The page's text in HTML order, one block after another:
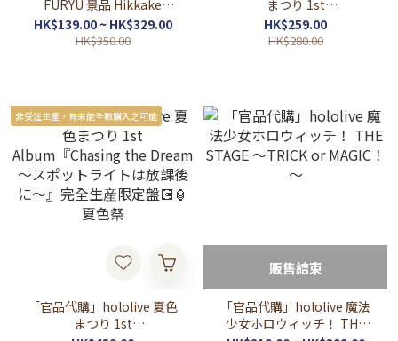
FURYU 景品 Hikkake
Figure vol.3 赤井はあと❤️‍🔥/
角巻わため🐏/風真いろは🍃
HK$139.00 ~ HK$329.00
HK$350.00
まつり 1st
Album『Chasing the
Dream 〜スポットライトは
HK$259.00
HK$280.00
非受注生產，有未能全數購入之可能
「官品代購」hololive 夏色
まつり 1st
販售結束
「官品代購」hololive 魔法
少女ホロウィッチ！ THE